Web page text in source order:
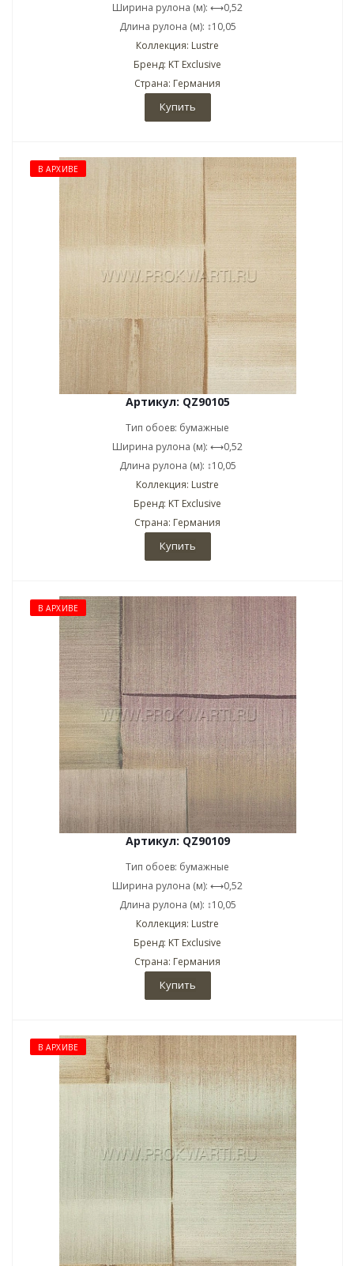
Ширина рулона (м): ⟷0,52
Длина рулона (м): ↕10,05
Коллекция: Lustre
Бренд: KT Exclusive
Страна: Германия
Купить
В АРХИВЕ
Артикул: QZ90105
Тип обоев: бумажные
Ширина рулона (м): ⟷0,52
Длина рулона (м): ↕10,05
Коллекция: Lustre
Бренд: KT Exclusive
Страна: Германия
Купить
В АРХИВЕ
Артикул: QZ90109
Тип обоев: бумажные
Ширина рулона (м): ⟷0,52
Длина рулона (м): ↕10,05
Коллекция: Lustre
Бренд: KT Exclusive
Страна: Германия
Купить
В АРХИВЕ